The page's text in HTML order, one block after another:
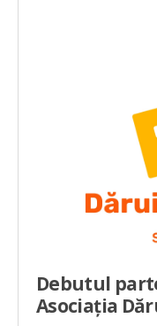
Debutul
Asociația